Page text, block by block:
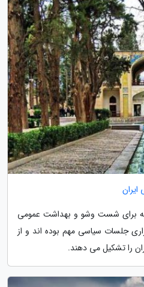
برای شست وشو و بهداشت عمومی
جلسات سیاسی مهم بوده اند و از
را تشکیل می دهند.